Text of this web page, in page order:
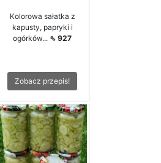
Kolorowa sałatka z
kapusty, papryki i
ogórków... ⇖ 927
Zobacz przepis!